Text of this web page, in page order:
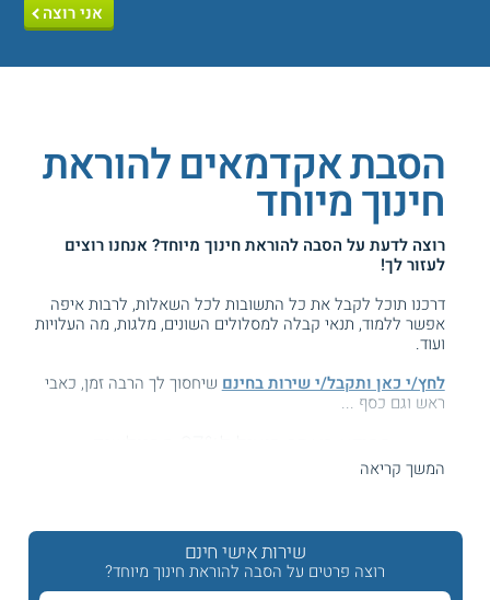
אני רוצה
הסבת אקדמאים להוראת
חינוך מיוחד
רוצה לדעת על הסבה להוראת חינוך מיוחד? אנחנו רוצים
לעזור לך!
דרכנו תוכל לקבל את כל התשובות לכל השאלות, לרבות איפה
אפשר ללמוד, תנאי קבלה למסלולים השונים, מלגות, מה העלויות
ועוד.
לחץ/י כאן ותקבל/י שירות בחינם שיחסוך לך הרבה זמן, כאבי
ראש וגם כסף ...
עזרנו גם לך? דרג אותנו:
הסבת אקדמאים להוראת חינוך מיוחד
המשך קריאה
שירות אישי חינם
רוצה פרטים על הסבה להוראת חינוך מיוחד?